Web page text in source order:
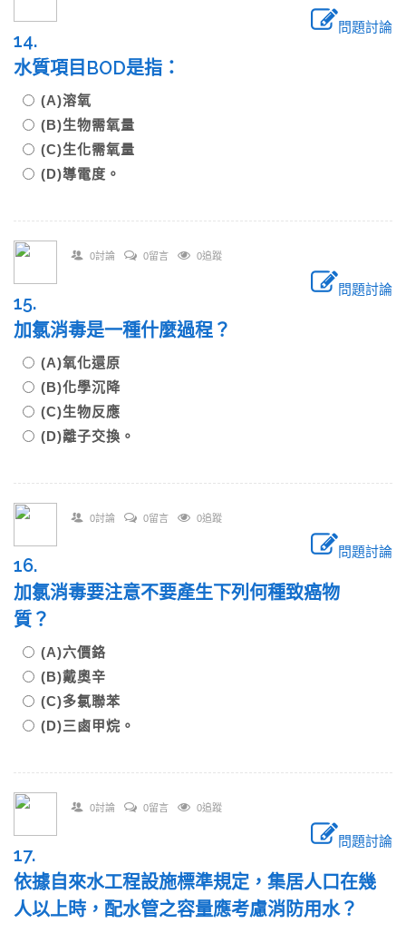
問題討論
14.
水質項目BOD是指：
(A)溶氧
(B)生物需氧量
(C)生化需氧量
(D)導電度。
0討論 0留言 0追蹤
問題討論
15.
加氯消毒是一種什麼過程？
(A)氧化還原
(B)化學沉降
(C)生物反應
(D)離子交換。
0討論 0留言 0追蹤
問題討論
16.
加氯消毒要注意不要產生下列何種致癌物
質？
(A)六價鉻
(B)戴奧辛
(C)多氯聯苯
(D)三鹵甲烷。
0討論 0留言 0追蹤
問題討論
17.
依據自來水工程設施標準規定，集居人口在幾
人以上時，配水管之容量應考慮消防用水？